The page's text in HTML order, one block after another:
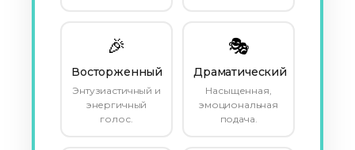
🎉
Восторженный
Энтузиастичный и
энергичный
голос.
🎭
Драматический
Насыщенная,
эмоциональная
подача.